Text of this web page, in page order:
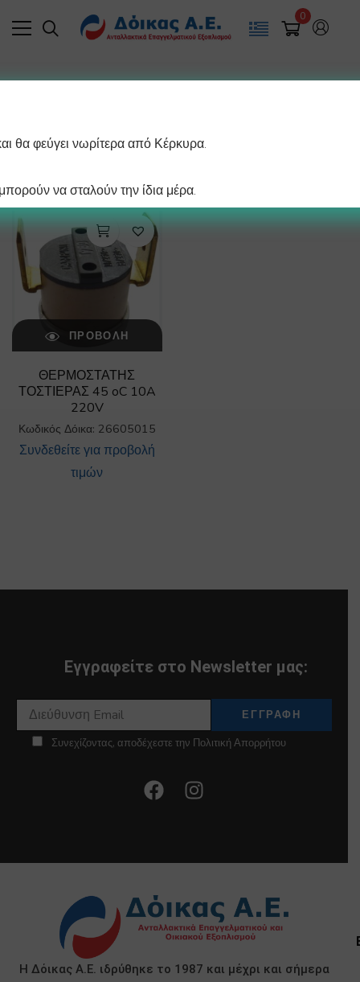
0
ΠΡΟΒΟΛΉ
ΘΕΡΜΟΣΤΑΤΗΣ
ΤΟΣΤΙΕΡΑΣ 45 oC 10A
220V
Κωδικός Δόικα: 26605015
Συνδεθείτε για προβολή
τιμών
Εγγραφείτε στο Newsletter μας:
Συνεχίζοντας, αποδέχεστε την Πολιτική Απορρήτου
Η Δόικας Α.Ε. ιδρύθηκε το 1987 και μέχρι και σήμερα
θα φεύγει νωρίτερα από Κέρκυρα.
να σταλούν την ίδια μέρα.